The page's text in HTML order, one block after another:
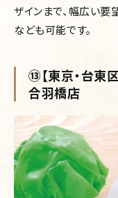
ザインまで、幅広い要
なども可能です。
⑬【東京・台東
合羽橋店